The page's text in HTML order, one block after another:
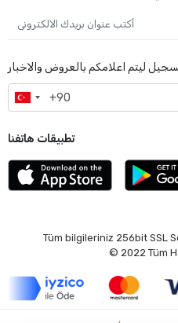
ليتم اعلامكم بالعروض والاخبار
تطبيقات هاتفنا
Tüm bilgileriniz 256bit SSL
© 2022 Tüm